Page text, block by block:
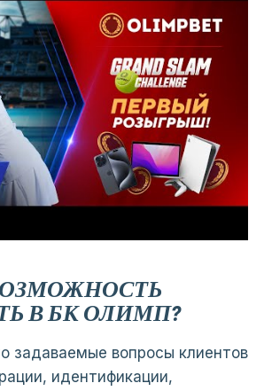
В БК ОЛИМП?
задаваемые вопросы клиентов
идентификации,